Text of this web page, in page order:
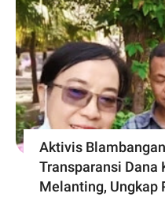
Aktivis
Transparansi Dana
Melanting, Ungkap